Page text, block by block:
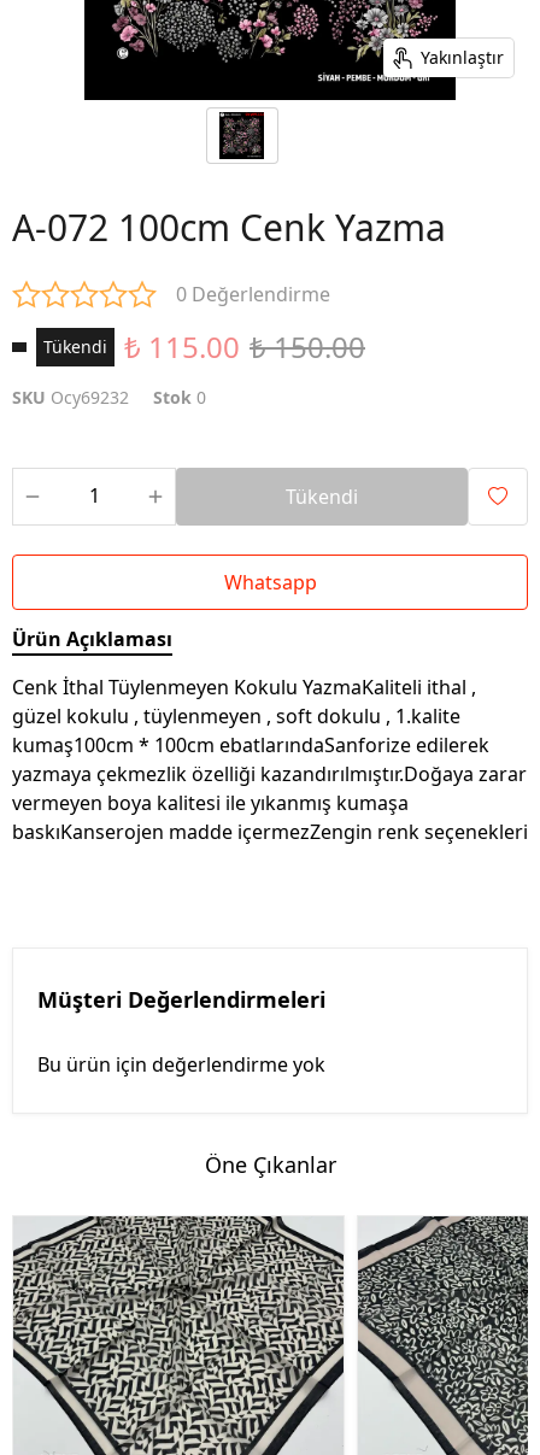
Yakınlaştır
A-072 100cm Cenk Yazma
0 Değerlendirme
Tükendi ₺ 115.00 ₺ 150.00
SKU Ocy69232 Stok 0
Tükendi
Whatsapp
Ürün Açıklaması
Cenk İthal Tüylenmeyen Kokulu YazmaKaliteli ithal ,
güzel kokulu , tüylenmeyen , soft dokulu , 1.kalite
kumaş100cm * 100cm ebatlarındaSanforize edilerek
yazmaya çekmezlik özelliği kazandırılmıştır.Doğaya zarar
vermeyen boya kalitesi ile yıkanmış kumaşa
baskıKanserojen madde içermezZengin renk seçenekleri
Müşteri Değerlendirmeleri
Bu ürün için değerlendirme yok
Öne Çıkanlar